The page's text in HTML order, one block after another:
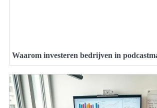
Waarom investeren bedrijven in